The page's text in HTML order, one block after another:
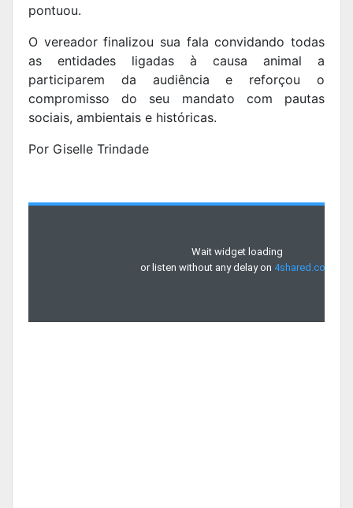
pontuou.
O vereador finalizou sua fala convidando todas
as entidades ligadas à causa animal a
participarem da audiência e reforçou o
compromisso do seu mandato com pautas
sociais, ambientais e históricas.
Por Giselle Trindade